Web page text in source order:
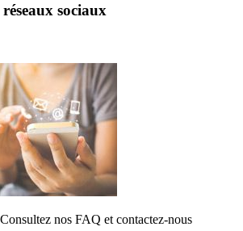
sociaux
nos FAQ et contactez-nous